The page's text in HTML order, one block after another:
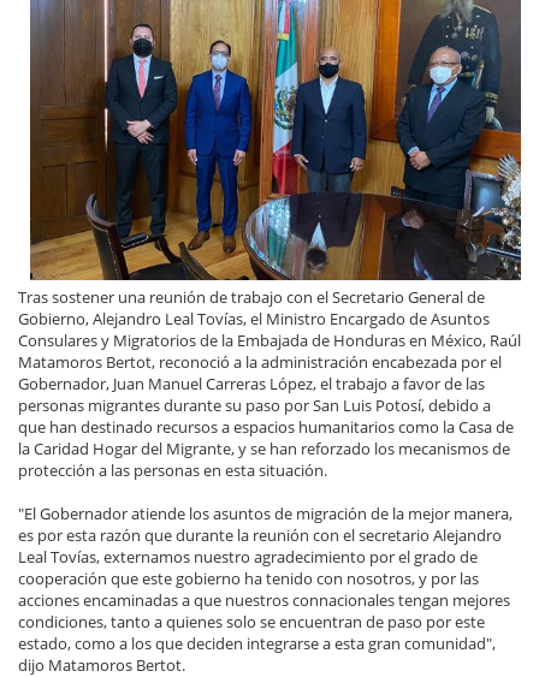
Tras sostener una reunión de trabajo con el Secretario General de
Gobierno, Alejandro Leal Tovías, el Ministro Encargado de Asuntos
Consulares y Migratorios de la Embajada de Honduras en México, Raúl
Matamoros Bertot, reconoció a la administración encabezada por el
Gobernador, Juan Manuel Carreras López, el trabajo a favor de las
personas migrantes durante su paso por San Luis Potosí, debido a
que han destinado recursos a espacios humanitarios como la Casa de
la Caridad Hogar del Migrante, y se han reforzado los mecanismos de
protección a las personas en esta situación.
"El Gobernador atiende los asuntos de migración de la mejor manera,
es por esta razón que durante la reunión con el secretario Alejandro
Leal Tovías, externamos nuestro agradecimiento por el grado de
cooperación que este gobierno ha tenido con nosotros, y por las
acciones encaminadas a que nuestros connacionales tengan mejores
condiciones, tanto a quienes solo se encuentran de paso por este
estado, como a los que deciden integrarse a esta gran comunidad",
dijo Matamoros Bertot.